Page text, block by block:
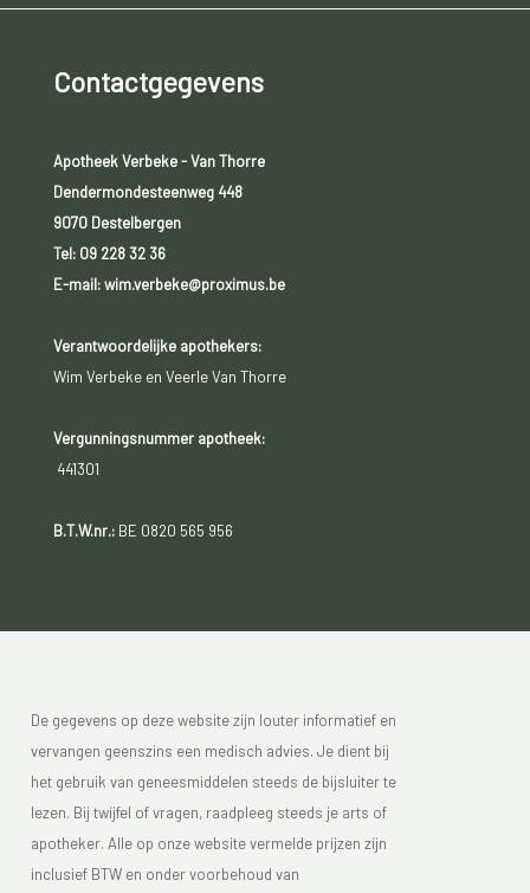
Contactgegevens
Apotheek Verbeke - Van Thorre
Dendermondesteenweg 448
9070 Destelbergen
Tel: 09 228 32 36
E-mail: wim.verbeke@proximus.be
Verantwoordelijke apothekers:
Wim Verbeke en Veerle Van Thorre
Vergunningsnummer apotheek:
441301
B.T.W.nr.:BE 0820 565 956
De gegevens op deze website zijn louter informatief en
vervangen geenszins een medisch advies. Je dient bij
het gebruik van geneesmiddelen steeds de bijsluiter te
lezen. Bij twijfel of vragen, raadpleeg steeds je arts of
apotheker. Alle op onze website vermelde prijzen zijn
inclusief BTW en onder voorbehoud van